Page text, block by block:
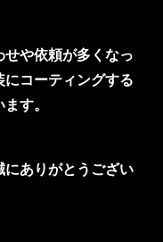
や依頼が多くなっ
コーティングする
す。
ありがとうござい